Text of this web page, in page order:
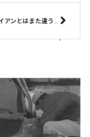
大谷石フェンスで木材やアイアンとはまた違う味を出します（Ａ様邸）